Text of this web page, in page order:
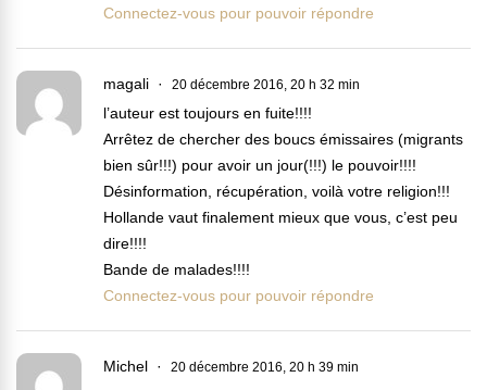
Connectez-vous pour pouvoir répondre
magali 20 décembre 2016, 20 h 32 min
l’auteur est toujours en fuite!!!!
Arrêtez de chercher des boucs émissaires (migrants
bien sûr!!!) pour avoir un jour(!!!) le pouvoir!!!!
Désinformation, récupération, voilà votre religion!!!
Hollande vaut finalement mieux que vous, c’est peu
dire!!!!
Bande de malades!!!!
Connectez-vous pour pouvoir répondre
Michel 20 décembre 2016, 20 h 39 min